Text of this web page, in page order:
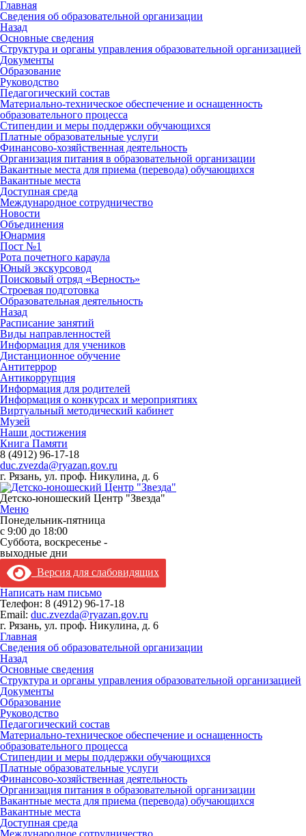
Главная
Сведения об образовательной организации
Назад
Основные сведения
Структура и органы управления образовательной организацией
Документы
Образование
Руководство
Педагогический состав
Материально-техническое обеспечение и оснащенность
образовательного процесса
Стипендии и меры поддержки обучающихся
Платные образовательные услуги
Финансово-хозяйственная деятельность
Организация питания в образовательной организации
Вакантные места для приема (перевода) обучающихся
Вакантные места
Доступная среда
Международное сотрудничество
Новости
Объединения
Юнармия
Пост №1
Рота почетного караула
Юный экскурсовод
Поисковый отряд «Верность»
Строевая подготовка
Образовательная деятельность
Назад
Расписание занятий
Виды направленностей
Информация для учеников
Дистанционное обучение
Антитеррор
Антикоррупция
Информация для родителей
Информация о конкурсах и мероприятиях
Виртуальный методический кабинет
Музей
Наши достижения
Книга Памяти
8 (4912) 96-17-18
duc.zvezda@ryazan.gov.ru
г. Рязань, ул. проф. Никулина, д. 6
Детско-юношеский Центр "Звезда"
Меню
Понедельник-пятница
с 9:00 до 18:00
Суббота, воскресенье -
выходные дни
Версия для слабовидящих
Написать нам письмо
Телефон: 8 (4912) 96-17-18
Email: duc.zvezda@ryazan.gov.ru
г. Рязань, ул. проф. Никулина, д. 6
Главная
Сведения об образовательной организации
Назад
Основные сведения
Структура и органы управления образовательной организацией
Документы
Образование
Руководство
Педагогический состав
Материально-техническое обеспечение и оснащенность
образовательного процесса
Стипендии и меры поддержки обучающихся
Платные образовательные услуги
Финансово-хозяйственная деятельность
Организация питания в образовательной организации
Вакантные места для приема (перевода) обучающихся
Вакантные места
Доступная среда
Международное сотрудничество